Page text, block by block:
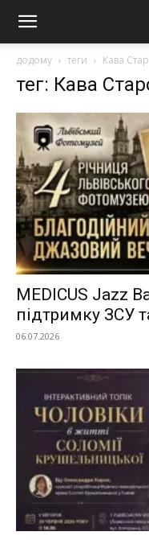
додому теги Кава
тег: Кава
MEDICUS Jazz
підтримку ЗСУ
06.07.2026